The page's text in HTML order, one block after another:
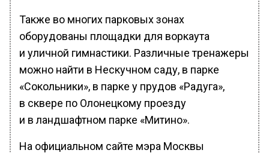
Также во многих парковых зонах
оборудованы площадки для воркаута
и уличной гимнастики. Различные тренажеры
можно найти в Нескучном саду, в парке
«Сокольники», в парке у прудов «Радуга»,
в сквере по Олонецкому проезду
и в ландшафтном парке «Митино».
На официальном сайте мэра Москвы